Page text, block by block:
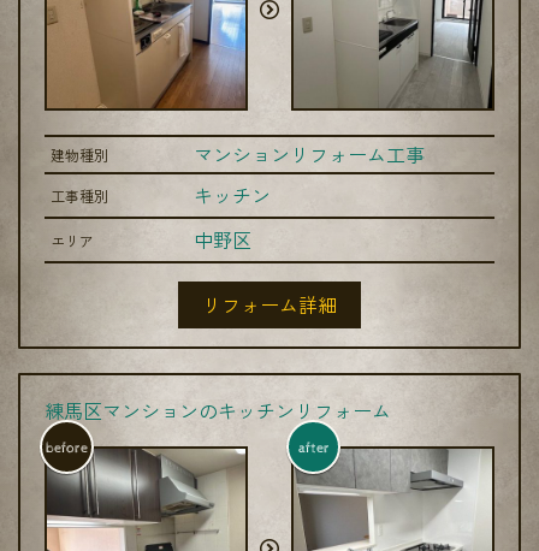
建物種別 マンションリフォーム工事
工事種別 キッチン
エリア 中野区
リフォーム詳細
練馬区マンションのキッチンリフォーム
before after